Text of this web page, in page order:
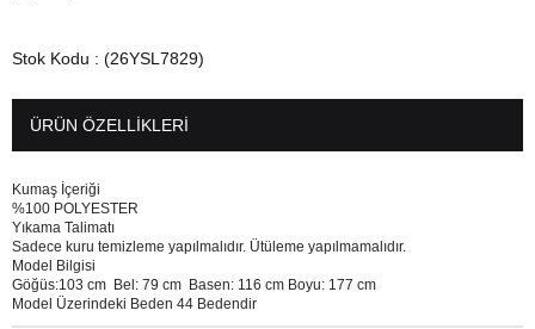
Stok Kodu (26YSL7829)
ÜRÜN ÖZELLIKLERI
Kumaş İçeriği
%100 POLYESTER
Yıkama Talimatı
Sadece kuru temizleme yapılmalıdır. Ütüleme yapılmamalıdır.
Model Bilgisi
Göğüs:103 cm Bel: 79 cm Basen: 116 cm Boyu: 177 cm
Model Üzerindeki Beden 44 Bedendir